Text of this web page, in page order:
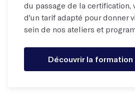
du passage de la certification,
d'un tarif adapté pour donner
sein de nos ateliers et
Découvrir la